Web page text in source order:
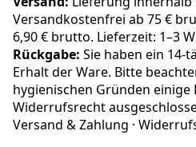
Versandkostenfrei ab 75 €
6,90 € brutto. Lieferzeit: 1–3
Rückgabe: Sie haben ein 14-
Erhalt der Ware. Bitte
hygienischen Gründen einige
Widerrufsrecht
Versand & Zahlung ·